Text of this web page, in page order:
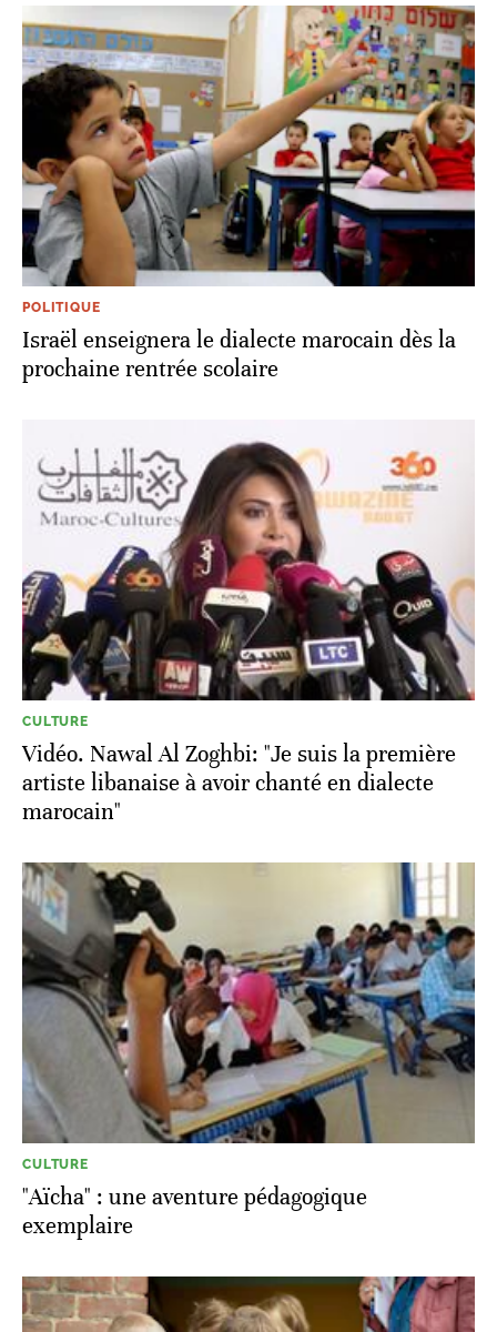
POLITIQUE
Israël enseignera le dialecte marocain dès la
prochaine rentrée scolaire
CULTURE
Vidéo. Nawal Al Zoghbi: "Je suis la première
artiste libanaise à avoir chanté en dialecte
marocain"
CULTURE
"Aïcha" : une aventure pédagogique
exemplaire